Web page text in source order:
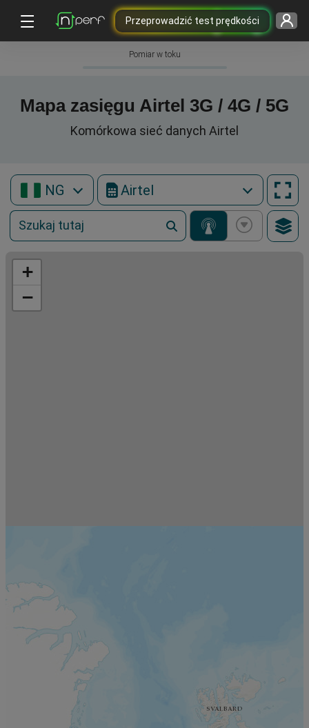
Przeprowadzić test prędkości
Pomiar w toku
Mapa zasięgu Airtel 3G / 4G / 5G
Komórkowa sieć danych Airtel
NG Airtel
+
−